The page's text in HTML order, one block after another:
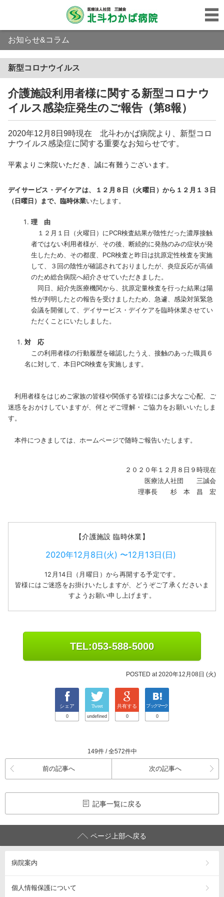
お知らせ&コラム
新型コロナウイルス
介護施設利用者様に関する新型コロナウ
イルス感染症発生のご報告（第8報）
2020年12月8日9時現在 北斗わかば病院より、新型コロ
ナウイルス感染症に関する重要なお知らせです。
平素よりご来院いただき、誠に有難うございます。
デイサービス・デイケアは、１２月８日（火曜日）から１２月１３日
（日曜日）まで、 臨時休業いたします。
理 由
１２月１日（火曜日）にPCR検査結果が陰性だった濃厚接触
者ではない利用者様が、その後、断続的に発熱のみの症状が発
生したため、その都度、PCR検査と昨日は抗原定性検査を実施
して、３回の陰性が確認されておりましたが、炎症反応が高値
のため総合病院へ紹介させていただきました。
同日、紹介先医療機関から、抗原定量検査を行った結果は陽
性が判明したとの報告を受けましたため、急遽、感染対策緊急
会議を開催して、デイサービス・デイケアを臨時休業させてい
ただくことにいたしました。
対 応
この利用者様の行動履歴を確認したうえ、接触のあった職員６
名に対して、本日PCR検査を実施します。
利用者様をはじめご家族の皆様や関係する皆様には多大なご心配、ご
迷惑をおかけしていますが、何とぞご理解・ご協力をお願いいたしま
す。
本件につきましては、ホームページで随時ご報告いたします。
２０２０年１２月８日９時現在
医療法人社団 三誠会
理事長 杉 本 昌 宏
【介護施設 臨時休業】
2020年12月8日(火) 〜12月13日(日)
12月14日（月曜日）から再開する予定です。
皆様にはご迷惑をお掛けいたしますが、どうぞご了承くださいま
すようお願い申し上げます。
TEL:053-588-5000
POSTED at 2020年12月08日 (火)
シェア
0
Tweet
undefined
共有する
0
ブックマーク
0
149件 / 全572件中
前の記事へ 次の記事へ
記事一覧に戻る
ページ上部へ戻る
病院案内
個人情報保護について